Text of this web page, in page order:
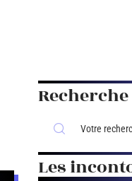
Recherche
Les